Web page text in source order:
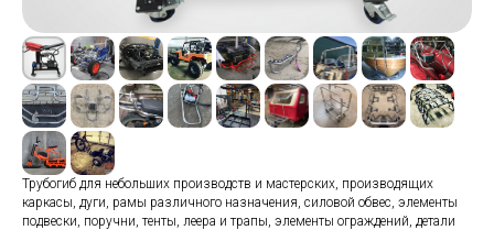
Трубогиб для небольших производств и мастерских, производящих
каркасы, дуги, рамы различного назначения, силовой обвес, элементы
подвески, поручни, тенты, леера и трапы, элементы ограждений, детали